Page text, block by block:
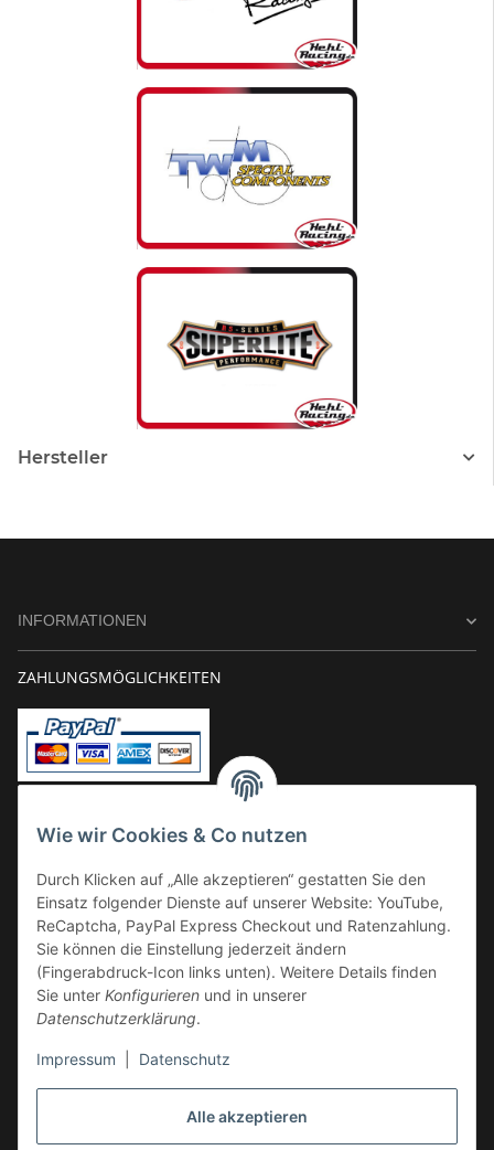
Alle akzeptieren
Wie wir Cookies & Co nutzen
Durch Klicken auf „Alle akzeptieren“ gestatten Sie den
Einsatz folgender Dienste auf unserer Website: YouTube,
ReCaptcha, PayPal Express Checkout und Ratenzahlung.
Sie können die Einstellung jederzeit ändern
(Fingerabdruck-Icon links unten). Weitere Details finden
Sie unter Konfigurieren und in unserer
Datenschutzerklärung.
Impressum Datenschutz
Hersteller
INFORMATIONEN
ZAHLUNGSMÖGLICHKEITEN
Kauf auf Rechnung
VERSAND